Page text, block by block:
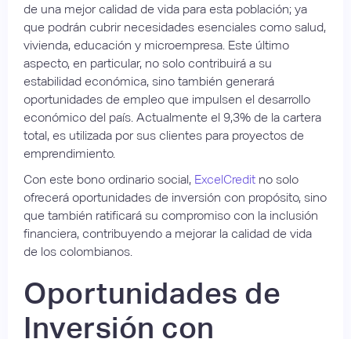
de una mejor calidad de vida para esta población; ya
que podrán cubrir necesidades esenciales como salud,
vivienda, educación y microempresa. Este último
aspecto, en particular, no solo contribuirá a su
estabilidad económica, sino también generará
oportunidades de empleo que impulsen el desarrollo
económico del país. Actualmente el 9,3% de la cartera
total, es utilizada por sus clientes para proyectos de
emprendimiento.
Con este bono ordinario social, ExcelCredit no solo
ofrecerá oportunidades de inversión con propósito, sino
que también ratificará su compromiso con la inclusión
financiera, contribuyendo a mejorar la calidad de vida
de los colombianos.
Oportunidades de
Inversión con